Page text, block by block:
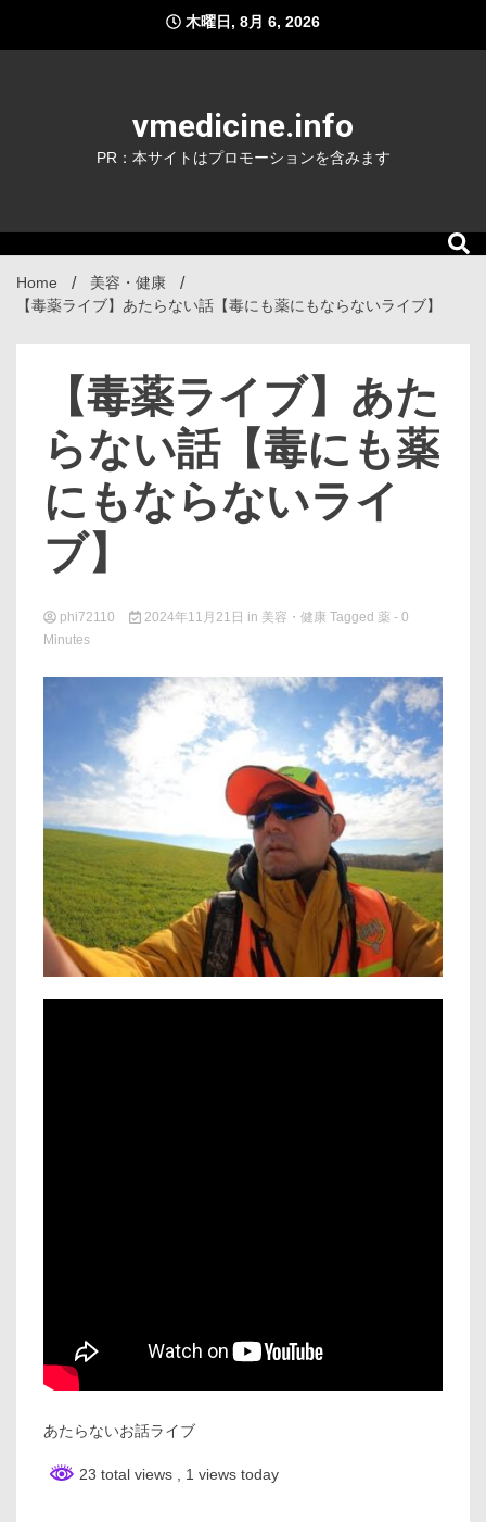
content
木曜日, 8月 6, 2026
vmedicine.info
PR：本サイトはプロモーションを含みます
Home
美容・健康
【毒薬ライブ】あたらない話【毒にも薬にもならないライブ】
【毒薬ライブ】あた
らない話【毒にも薬
にもならないライ
ブ】
phi72110 2024年11月21日 in 美容・健康 Tagged 薬 - 0
Minutes
あたらないお話ライブ
23 total views , 1 views today